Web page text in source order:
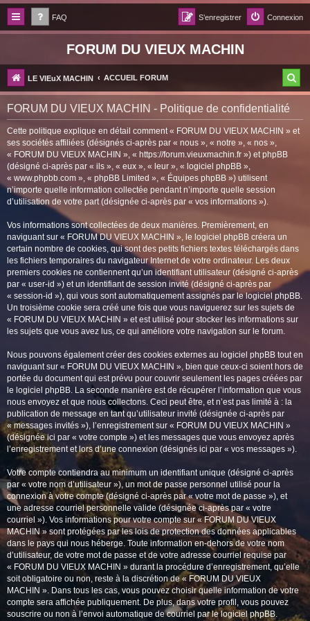
FAQ Connexion
S’enregistrer
FORUM DU VIEUX MACHIN
LE VIEuX MACHIN ACCUEIL FORUM
e
FORUM DU VIEUX MACHIN - Politique de confidentialité
Cette politique explique en détail comment « FORUM DU VIEUX MACHIN » et
ses sociétés affiliées (désignés ci-après par « nous », « notre », « nos »,
« FORUM DU VIEUX MACHIN », « https://forum.vieuxmachin.fr ») et phpBB
(désigné ci-après par « ils », « eux », « leur », « logiciel phpBB »,
« www.phpbb.com », « phpBB Limited », « Équipes phpBB ») utilisent
n’importe quelle information collectée pendant n’importe quelle session
d’utilisation de votre part (désignée ci-après par « vos informations »).
Vos informations sont collectées de deux manières. Premièrement, en
naviguant sur « FORUM DU VIEUX MACHIN », le logiciel phpBB créera un
certain nombre de cookies, qui sont des petits fichiers textes téléchargés dans
les fichiers temporaires du navigateur Internet de votre ordinateur. Les deux
premiers cookies ne contiennent qu’un identifiant utilisateur (désigné ci-après
par « user-id ») et un identifiant de session invité (désigné ci-après par
« session-id »), qui vous sont automatiquement assignés par le logiciel phpBB.
Un troisième cookie sera créé une fois que vous naviguerez sur les sujets de
« FORUM DU VIEUX MACHIN » et est utilisé pour stocker les informations sur
les sujets que vous avez lus, ce qui améliore votre navigation sur le forum.
Nous pouvons également créer des cookies externes au logiciel phpBB tout en
naviguant sur « FORUM DU VIEUX MACHIN », bien que ceux-ci soient hors de
portée du document qui est prévu pour couvrir seulement les pages créées par
le logiciel phpBB. La seconde manière est de récupérer l’information que vous
nous envoyez et que nous collectons. Ceci peut être, et n’est pas limité à : la
publication de message en tant qu’utilisateur invité (désignée ci-après par
« messages invités »), l’enregistrement sur « FORUM DU VIEUX MACHIN »
(désignée ici par « votre compte ») et les messages que vous envoyez après
l’enregistrement et lors d’une connexion (désignés ici par « vos messages »).
Votre compte contiendra au minimum un identifiant unique (désigné ci-après
par « votre nom d’utilisateur »), un mot de passe personnel utilisé pour la
connexion à votre compte (désigné ci-après par « votre mot de passe »), et
une adresse courriel personnelle valide (désignée ci-après par « votre
courriel »). Vos informations pour votre compte sur « FORUM DU VIEUX
MACHIN » sont protégées par les lois de protection des données applicables
dans le pays qui nous héberge. Toute information en-dehors de votre nom
d’utilisateur, de votre mot de passe et de votre adresse courriel requise par
« FORUM DU VIEUX MACHIN » durant la procédure d’enregistrement, qu’elle
soit obligatoire ou non, reste à la discrétion de « FORUM DU VIEUX
MACHIN ». Dans tous les cas, vous pouvez choisir quelle information de votre
compte sera affichée publiquement. De plus, dans votre profil, vous pouvez
souscrire ou non à l’envoi automatique de courriel par le logiciel phpBB.